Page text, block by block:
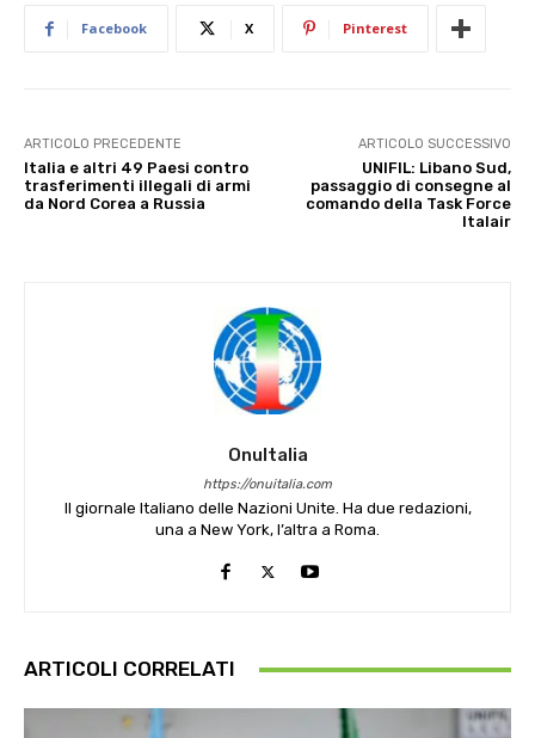
Facebook X Pinterest
ARTICOLO PRECEDENTE
Italia e altri 49 Paesi contro
trasferimenti illegali di armi
da Nord Corea a Russia
ARTICOLO SUCCESSIVO
UNIFIL: Libano Sud,
passaggio di consegne al
comando della Task Force
Italair
OnuItalia
https://onuitalia.com
Il giornale Italiano delle Nazioni Unite. Ha due redazioni,
una a New York, l’altra a Roma.
ARTICOLI CORRELATI